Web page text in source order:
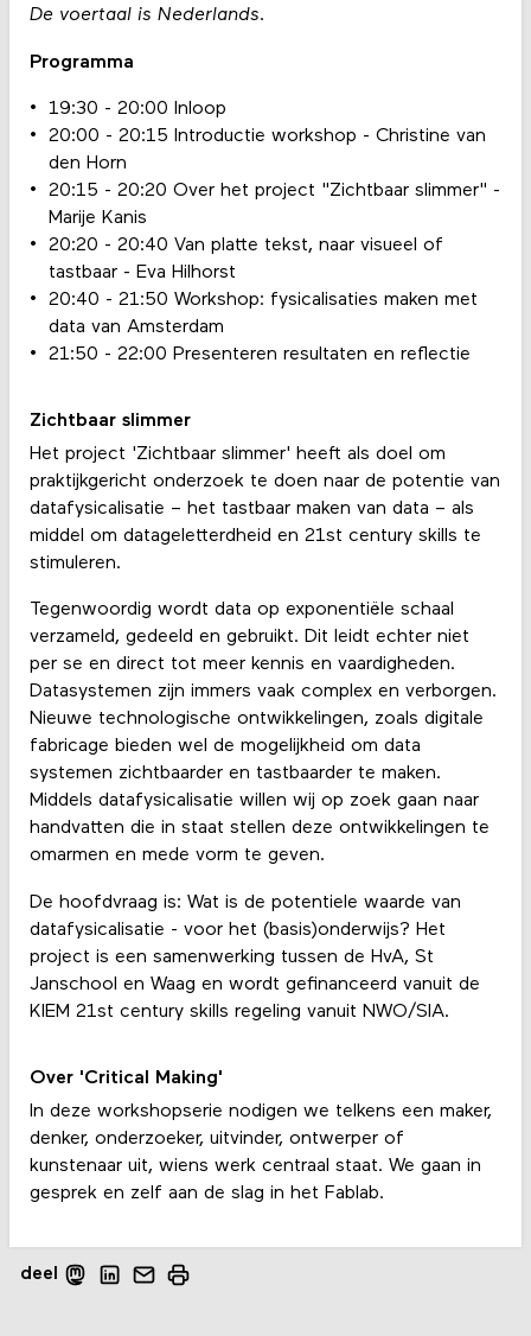
De voertaal is Nederlands.
Programma
19:30 - 20:00 Inloop
20:00 - 20:15 Introductie workshop - Christine van
den Horn
20:15 - 20:20 Over het project "Zichtbaar slimmer" -
Marije Kanis
20:20 - 20:40 Van platte tekst, naar visueel of
tastbaar - Eva Hilhorst
20:40 - 21:50 Workshop: fysicalisaties maken met
data van Amsterdam
21:50 - 22:00 Presenteren resultaten en reflectie
Zichtbaar slimmer
Het project 'Zichtbaar slimmer' heeft als doel om
praktijkgericht onderzoek te doen naar de potentie van
datafysicalisatie – het tastbaar maken van data – als
middel om datageletterdheid en 21st century skills te
stimuleren.
Tegenwoordig wordt data op exponentiële schaal
verzameld, gedeeld en gebruikt. Dit leidt echter niet
per se en direct tot meer kennis en vaardigheden.
Datasystemen zijn immers vaak complex en verborgen.
Nieuwe technologische ontwikkelingen, zoals digitale
fabricage bieden wel de mogelijkheid om data
systemen zichtbaarder en tastbaarder te maken.
Middels datafysicalisatie willen wij op zoek gaan naar
handvatten die in staat stellen deze ontwikkelingen te
omarmen en mede vorm te geven.
De hoofdvraag is: Wat is de potentiele waarde van
datafysicalisatie - voor het (basis)onderwijs? Het
project is een samenwerking tussen de HvA, St
Janschool en Waag en wordt gefinanceerd vanuit de
KIEM 21st century skills regeling vanuit NWO/SIA.
Over 'Critical Making'
In deze workshopserie nodigen we telkens een maker,
denker, onderzoeker, uitvinder, ontwerper of
kunstenaar uit, wiens werk centraal staat. We gaan in
gesprek en zelf aan de slag in het Fablab.
deel